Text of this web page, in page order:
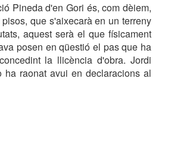
Pineda d'en Gori és, com dèiem,
que s'aixecarà en un terreny
aquest serà el que físicament
posen en qüestió el pas que ha
la llicència d'obra. Jordi
ha raonat avui en declaracions al